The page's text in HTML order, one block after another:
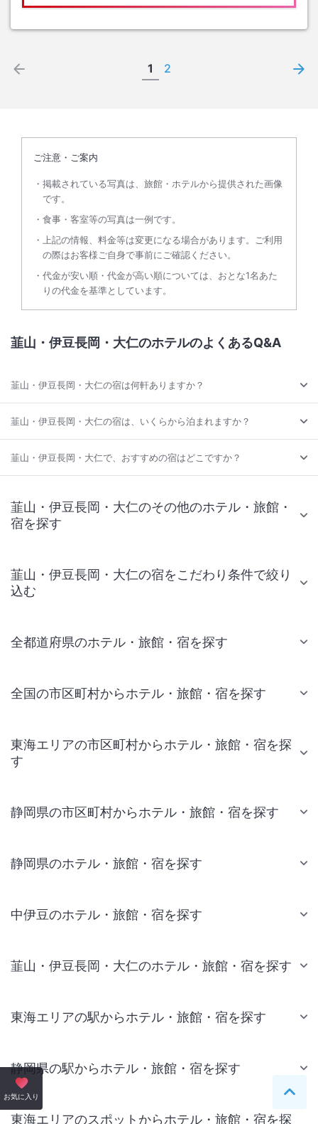
1 2
ご注意・ご案内
掲載されている写真は、旅館・ホテルから提供された画像
です。
食事・客室等の写真は一例です。
上記の情報、料金等は変更になる場合があります。ご利用
の際はお客様ご自身で事前にご確認ください。
代金が安い順・代金が高い順については、おとな1名あた
りの代金を基準としています。
お気に入り ペー
韮山・伊豆長岡・大仁のホテルのよくあるQ&A
韮山・伊豆長岡・大仁の宿は何軒ありますか？
韮山・伊豆長岡・大仁の宿は、いくらから泊まれますか？
韮山・伊豆長岡・大仁で、おすすめの宿はどこですか？
韮山・伊豆長岡・大仁のその他のホテル・旅館・
宿を探す
韮山・伊豆長岡・大仁の宿をこだわり条件で絞り
込む
全都道府県のホテル・旅館・宿を探す
全国の市区町村からホテル・旅館・宿を探す
東海エリアの市区町村からホテル・旅館・宿を探
す
静岡県の市区町村からホテル・旅館・宿を探す
静岡県のホテル・旅館・宿を探す
中伊豆のホテル・旅館・宿を探す
韮山・伊豆長岡・大仁のホテル・旅館・宿を探す
東海エリアの駅からホテル・旅館・宿を探す
静岡県の駅からホテル・旅館・宿を探す
東海エリアのスポットからホテル・旅館・宿を探